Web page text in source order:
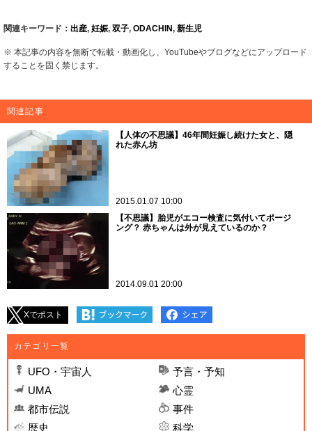
関連キーワード： 出産, 妊娠, 双子, ODACHIN, 新生児
※ 本記事の内容を無断で転載・動画化し、YouTubeやブログなどにアップロード
することを固く禁じます。
関連記事
【人体の不思議】46年間妊娠し続けた女と、隠
れた赤ん坊
2015.01.07 10:00
【不思議】胎児がエコー検査に気付いてポージ
ング？ 赤ちゃんは外が見えているのか？
2014.09.01 20:00
Xでポスト
カテゴリ一覧
UFO・宇宙人
予言・予知
UMA
心霊
都市伝説
事件
歴史
科学